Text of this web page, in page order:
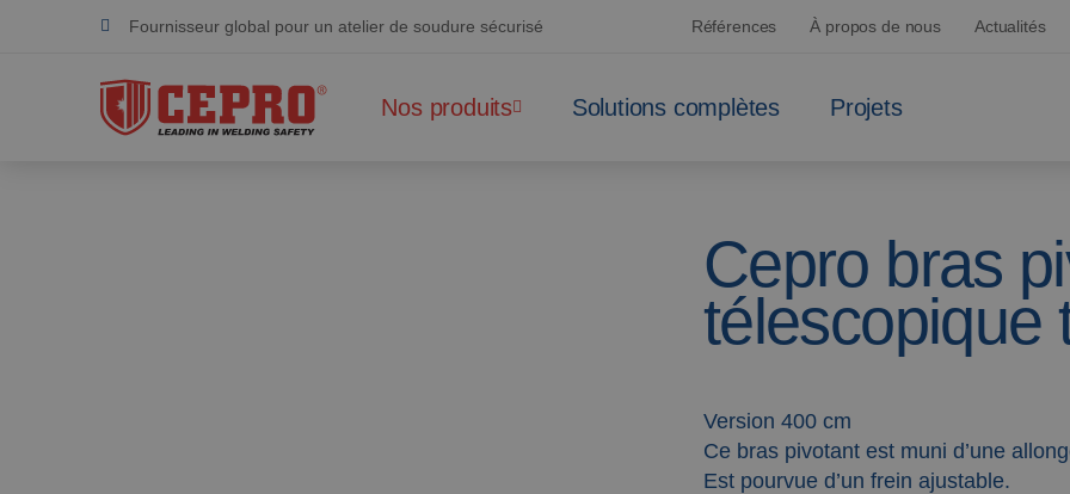
Fournisseur global pour un atelier de soudure sécurisé
Dévoué & flexible
Produits certifiés
Références À propos de nous Actualités
Nos produits Solutions complètes Projets
Cepro bras
télescopique
Version 400 cm
Ce bras pivotant est muni d’une
Est pourvue d’un frein ajustable.